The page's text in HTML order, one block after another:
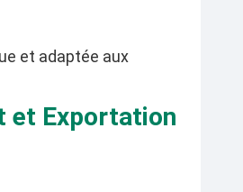
et adaptée aux
et Exportation